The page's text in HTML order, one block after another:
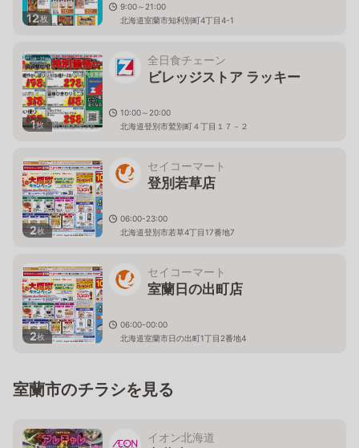
12枚
9:00～21:00
北海道室蘭市知利別町4丁目4-1
1枚
全日食チェーン
ビレッジストア ラッキー
10:00～20:00
北海道登別市鷲別町４丁目１７－２
2枚
セイコーマート
登別若草店
06:00-23:00
北海道登別市若草4丁目17番地7
2枚
セイコーマート
室蘭日の出町店
06:00-00:00
北海道室蘭市日の出町1丁目2番地4
室蘭市のチラシを見る
イオン北海道